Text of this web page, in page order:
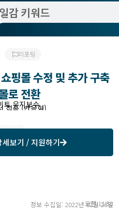
리포팅
핑몰 수정 및 추가 구축
로 전환
트 유지보수
접속 (반응형)
세보기 / 지원하기
정보 수집일: 2022년 02월 26일
오전 11:58